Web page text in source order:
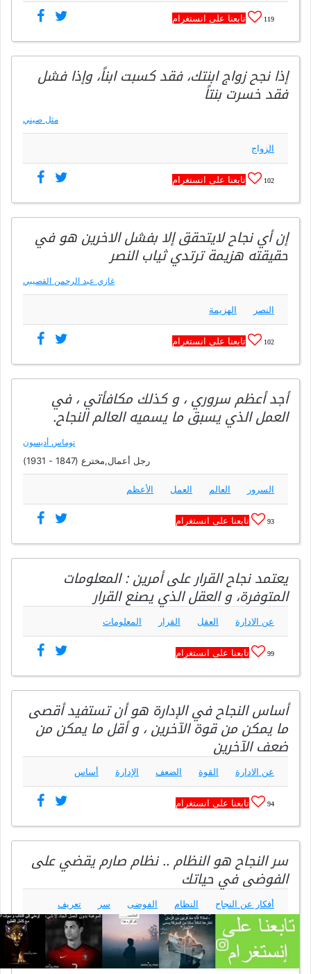
119 تابعنا على انستغرام
إذا نجح زواج ابنتك، فقد كسبت ابناً، وإذا فشل
فقد خسرت بنتاً
مثل صيني
الزواج
102 تابعنا على انستغرام
إن أي نجاح لايتحقق إلا بفشل الاخرين هو في
حقيقته هزيمة ترتدي ثياب النصر
غازي عبد الرحمن القصيبي
النصر الهزيمة
102 تابعنا على انستغرام
أجد أعظم سروري ، و كذلك مكافأتي ، في
العمل الذي يسبق ما يسميه العالم النجاح.
توماس أديسون
رجل أعمال,مخترع (1847 - 1931)
السرور العالم العمل الأعظم
93 تابعنا على انستغرام
يعتمد نجاح القرار على أمرين : المعلومات
المتوفرة، و العقل الذي يصنع القرار
عن الادارة العقل القرار المعلومات
99 تابعنا على انستغرام
أساس النجاح في الإدارة هو أن تستفيد أقصى
ما يمكن من قوة الآخرين ، و أقل ما يمكن من
ضعف الآخرين
عن الادارة القوة الضعف الإدارة أساس
94 تابعنا على انستغرام
سر النجاح هو النظام .. نظام صارم يقضي على
الفوضى في حياتك
أفكار عن النجاح النظام الفوضى سر
تعريف
النجاح و ما هو النجاح
93 تابعنا على انستغرام